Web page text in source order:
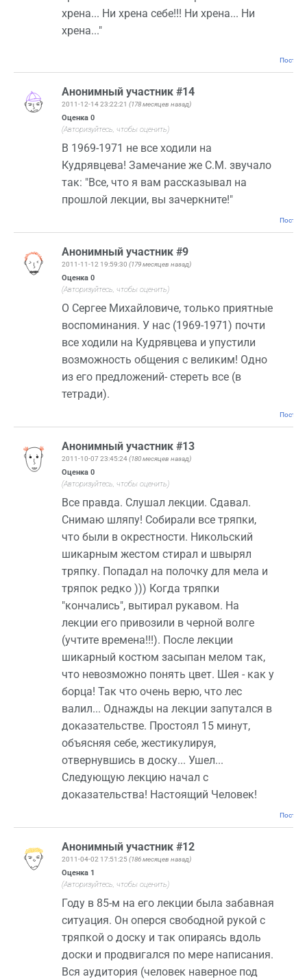
хрена... Ни хрена себе!!! Ни хрена... Ни
хрена..."
Анонимный участник #14
2011-12-14 23:22:21 (178 месяцев назад)
Оценка 0
(Авторизуйтесь, чтобы оценить)
В 1969-1971 не все ходили на
Кудрявцева! Замечание же С.М. звучало
так: "Все, что я вам рассказывал на
прошлой лекции, вы зачеркните!"
Анонимный участник #9
2011-11-12 19:59:30 (179 месяцев назад)
Оценка 0
(Авторизуйтесь, чтобы оценить)
О Сергее Михайловиче, только приятные
воспоминания. У нас (1969-1971) почти
все ходили на Кудрявцева и упустили
возможность общения с великим! Одно
из его предложений- стереть все (в
тетради).
Анонимный участник #13
2011-10-07 23:45:24(180 месяцев назад)
Оценка 0
(Авторизуйтесь, чтобы оценить)
Все правда. Слушал лекции. Сдавал.
Снимаю шляпу! Собирали все тряпки,
что были в окрестности. Никольский
шикарным жестом стирал и швырял
тряпку. Попадал на полочку для мела и
тряпок редко ))) Когда тряпки
"кончались", вытирал рукавом. На
лекции его привозили в черной волге
(учтите времена!!!). После лекции
шикарный костюм засыпан мелом так,
что невозможно понять цвет. Шея - как у
борца! Так что очень верю, что лес
валил... Однажды на лекции запутался в
доказательстве. Простоял 15 минут,
объясняя себе, жестикулируя,
отвернувшись в доску... Ушел...
Следующую лекцию начал с
доказательства! Настоящий Человек!
Анонимный участник #12
2011-04-02 17:51:25 (186 месяцев назад)
Оценка 1
(Авторизуйтесь, чтобы оценить)
Году в 85-м на его лекции была забавная
ситуация. Он оперся свободной рукой с
тряпкой о доску и так опираясь вдоль
доски и продвигался по мере написания.
Вся аудитория (человек наверное под